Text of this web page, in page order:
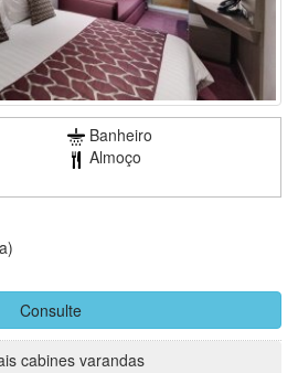
Banheiro
Almoço
Consulte
cabines varandas